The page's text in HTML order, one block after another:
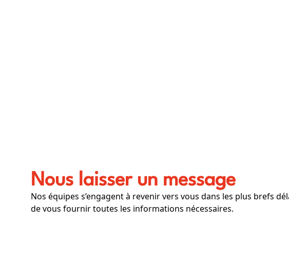
Nous laisser un message
Nos équipes s’engagent à revenir vers vous dans les plus brefs
de vous fournir toutes les informations nécessaires.